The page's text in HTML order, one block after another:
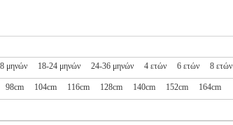
μηνών 18-24 μηνών 24-36 μηνών 4 ετών 6 ετών 8 ετών
98cm 104cm 116cm 128cm 140cm 152cm 164cm